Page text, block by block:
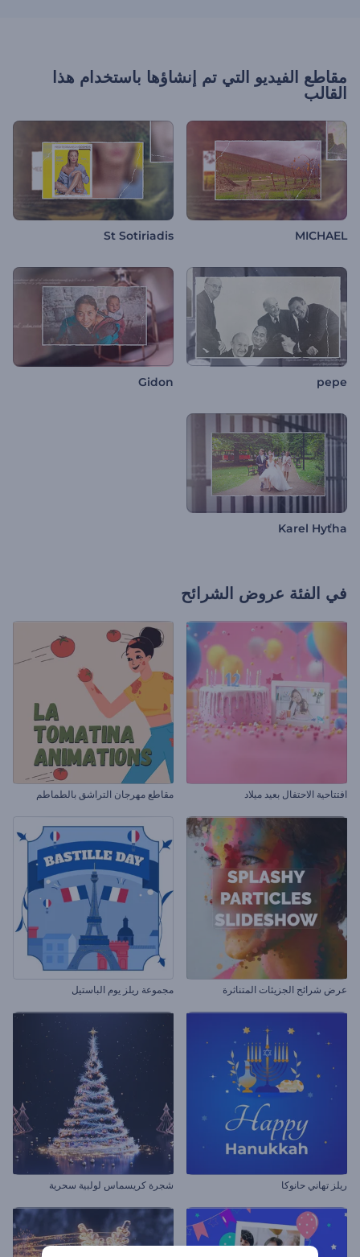
مقاطع الفيديو التي تم إنشاؤها باستخدام هذا
القالب
MICHAEL
St Sotiriadis
pepe
Gidon
Karel Hyťha
في الفئة عروض الشرائح
افتتاحية الاحتفال بعيد ميلاد مقاطع مهرجان التراشق بالطماطم
عرض شرائح الجزيئات المتناثرة مجموعة ريلز يوم الباستيل
ريلز تهاني حانوكا شجرة كريسماس لولبية سحرية